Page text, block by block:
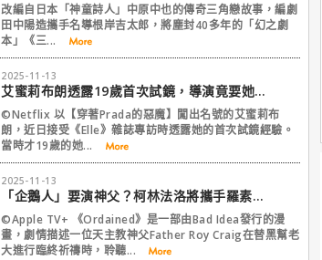
改編自日本「神童詩人」中原中也的傳奇三角戀故事，編劇
田中陽造攜手名導根岸吉太郎，將塵封40多年的「幻之劇
本」《三...
2025-11-13
艾蜜莉布朗透露19歲首次試鏡，導演竟要她想像這個母湯場景？
©Netflix 以【穿著Prada的惡魔】闖出名號的艾蜜莉布
朗，近日接受《Elle》雜誌專訪時透露她的首次試鏡經驗。
當時才19歲的她...
2025-11-13
「企鵝人」要演神父？柯林法洛將攜手羅素兄弟挑戰這部漫畫改編！
©Apple TV+ 《Ordained》是一部由Bad Idea發行的漫
畫，劇情描述一位天主教神父Father Roy Craig在替黑幫老
大進行臨終祈禱時，聆聽...